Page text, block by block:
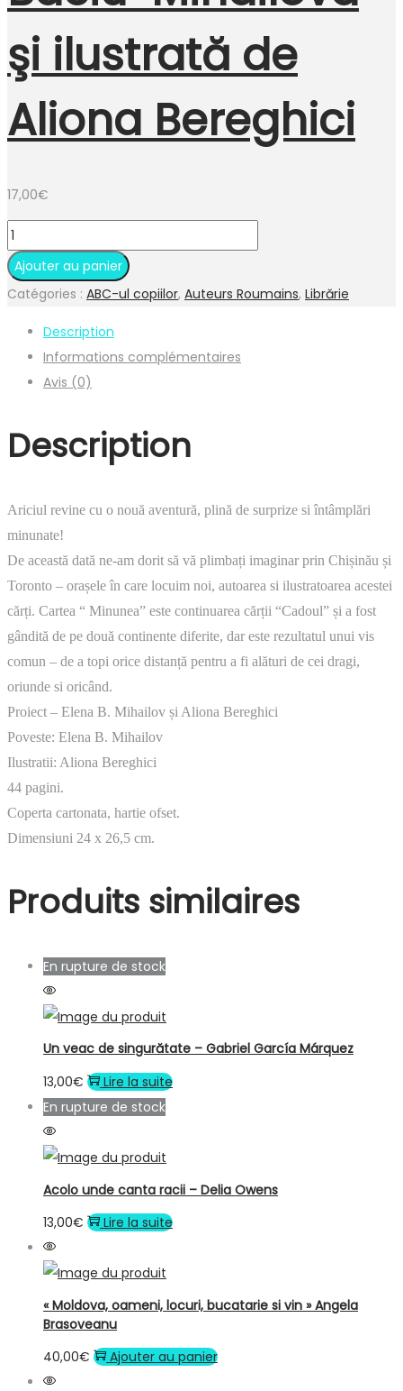
şi ilustrată de
Aliona Bereghici
17,00€
quantité
de
Minunea
Elena
Baciu-
Mihailova
ilustrată
de
Bereghici
Ajouter au panier
Catégories : ABC-ul copiilor, Auteurs Roumains, Librărie
Description
Informations complémentaires
Avis (0)
Description
Ariciul revine cu o nouă aventură, plină de surprize si întâmplări
minunate!
De această dată ne-am dorit să vă plimbați imaginar prin Chișinău și
Toronto – orașele în care locuim noi, autoarea si ilustratoarea acestei
cărți. Cartea “ Minunea” este continuarea cărții “Cadoul” și a fost
gândită de pe două continente diferite, dar este rezultatul unui vis
comun – de a topi orice distanță pentru a fi alături de cei dragi,
oriunde si oricând.
Proiect – Elena B. Mihailov și Aliona Bereghici
Poveste: Elena B. Mihailov
Ilustratii: Aliona Bereghici
44 pagini.
Coperta cartonata, hartie ofset.
Dimensiuni 24 x 26,5 cm.
Produits similaires
En rupture de stock
Un veac de singurătate – Gabriel García Márquez
13,00€
Lire la suite
En rupture de stock
Acolo unde canta racii – Delia Owens
13,00€ Lire la suite
« Moldova, oameni, locuri, bucatarie si vin » Angela
Brasoveanu
40,00€ Ajouter au panier